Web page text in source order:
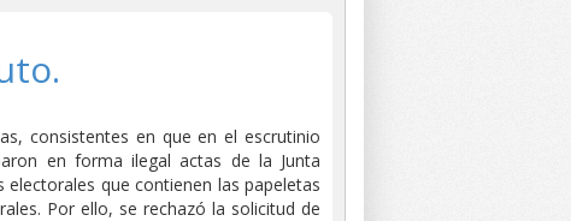
consistentes en que en el escrutinio
en forma ilegal actas de la Junta
que contienen las papeletas
Por ello, se rechazó la solicitud de